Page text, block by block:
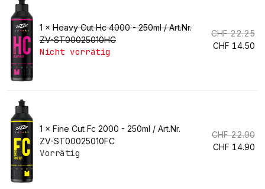
1 × Heavy Cut Hc 4000 - 250ml / Art.Nr.
ZV-ST00025010HC
Nicht vorrätig
CHF22.25
CHF 14.50
1 × Fine Cut Fc 2000 - 250ml / Art.Nr.
ZV-ST00025010FC
Vorrätig
CHF22.90
CHF 14.90